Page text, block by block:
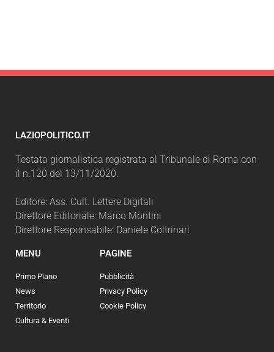
LAZIOPOLITICO.IT
Testata giornalistica registrata al Tribunale di Roma con
il n.120 del 13/11/2020.
Editore: Ass. Cult. Lettere Digitali
Direttore Editoriale: Marco Montini
Direttore Responsabile: Daniele Coltrinari
MENU
Primo Piano
News
Territorio
Cultura & Eventi
PAGINE
Pubblicità
Privacy Policy
Cookie Policy